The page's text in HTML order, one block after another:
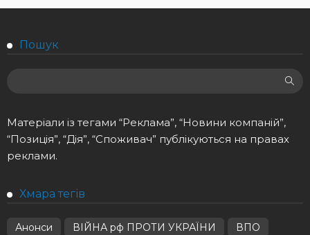
Пошук
Матеріали із тегами “Реклама”, “Новини компаній”,
“Позиція”, “Дія”, “Споживач” публікуються на правах
реклами.
Хмара тегів
Анонси ВІЙНА рф ПРОТИ УКРАЇНИ
ВПО